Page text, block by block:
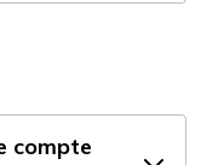
compte